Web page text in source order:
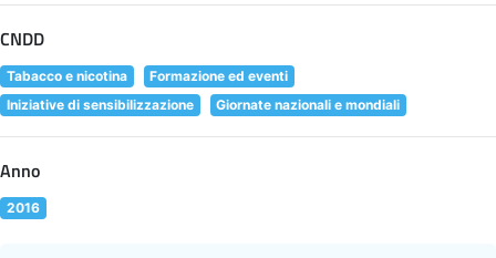
CNDD
Tabacco e nicotina
Formazione ed eventi
Iniziative di sensibilizzazione
Giornate nazionali e mondiali
Anno
2016